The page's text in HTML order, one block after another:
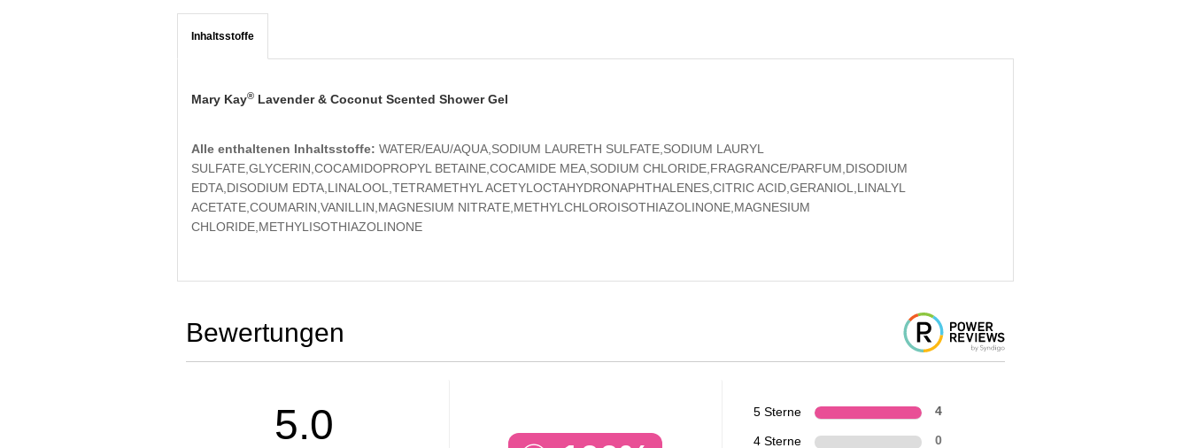
Inhaltsstoffe
Mary Kay®Lavender & Coconut Scented Shower Gel
Alle enthaltenen Inhaltsstoffe: WATER/EAU/AQUA,SODIUM LAURETH SULFATE,SODIUM LAURYL
SULFATE,GLYCERIN,COCAMIDOPROPYL BETAINE,COCAMIDE MEA,SODIUM CHLORIDE,FRAGRANCE/PARFUM,DISODIUM
EDTA,DISODIUM EDTA,LINALOOL,TETRAMETHYL ACETYLOCTAHYDRONAPHTHALENES,CITRIC ACID,GERANIOL,LINALYL
ACETATE,COUMARIN,VANILLIN,MAGNESIUM NITRATE,METHYLCHLOROISOTHIAZOLINONE,MAGNESIUM
CHLORIDE,METHYLISOTHIAZOLINONE
Bewertungen
5.0 5 Sterne 4
4 Sterne 0